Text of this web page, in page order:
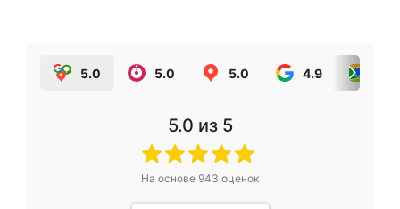
5.0 5.0 5.0 4.9
5.0 из 5
На основе 943 оценок